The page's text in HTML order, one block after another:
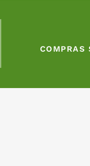
COMPRAS